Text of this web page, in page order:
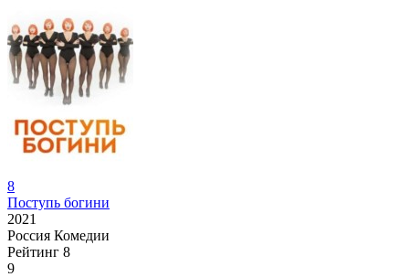
8
Поступь богини
2021
Россия Комедии
Рейтинг 8
9